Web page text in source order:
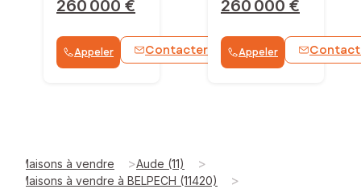
260 000 €
Appeler Contacter WhatsApp
260 000 €
Appeler
Maisons à vendre >Aude (11) >
Maisons à vendre à BELPECH (11420) >